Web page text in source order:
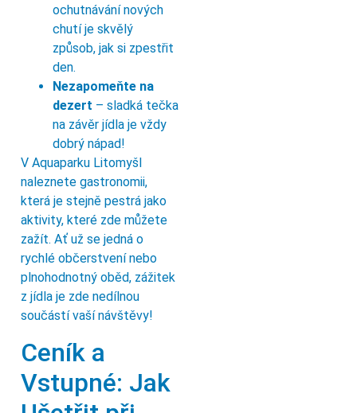
ochutnávání nových
chutí je skvělý
způsob, jak si zpestřit
den.
Nezapomeňte na
dezert – sladká tečka
na závěr jídla je vždy
dobrý nápad!
V Aquaparku Litomyšl
naleznete gastronomii,
která je stejně pestrá jako
aktivity, které zde můžete
zažít. Ať už se jedná o
rychlé občerstvení nebo
plnohodnotný oběd, zážitek
z jídla je zde nedílnou
součástí vaší návštěvy!
Ceník a
Vstupné: Jak